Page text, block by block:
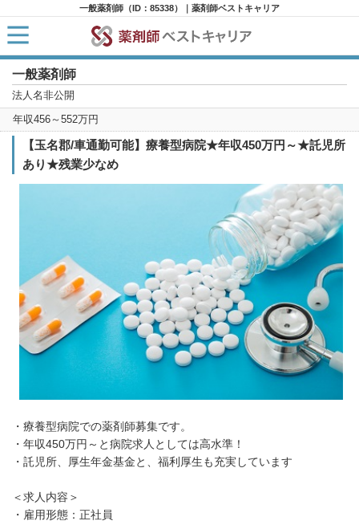
一般薬剤師（ID：85338）｜薬剤師ベストキャリア
一般薬剤師
法人名非公開
年収456～552万円
【玉名郡/車通勤可能】療養型病院★年収450万円～★託児所
あり★残業少なめ
・療養型病院での薬剤師募集です。
・年収450万円～と病院求人としては高水準！
・託児所、厚生年金基金と、福利厚生も充実しています
＜求人内容＞
・雇用形態：正社員
HOME
求人検索
新着求人
求人ランキング
キャリアアドバイザー紹介
コラム
転職支援サービスに申し込む